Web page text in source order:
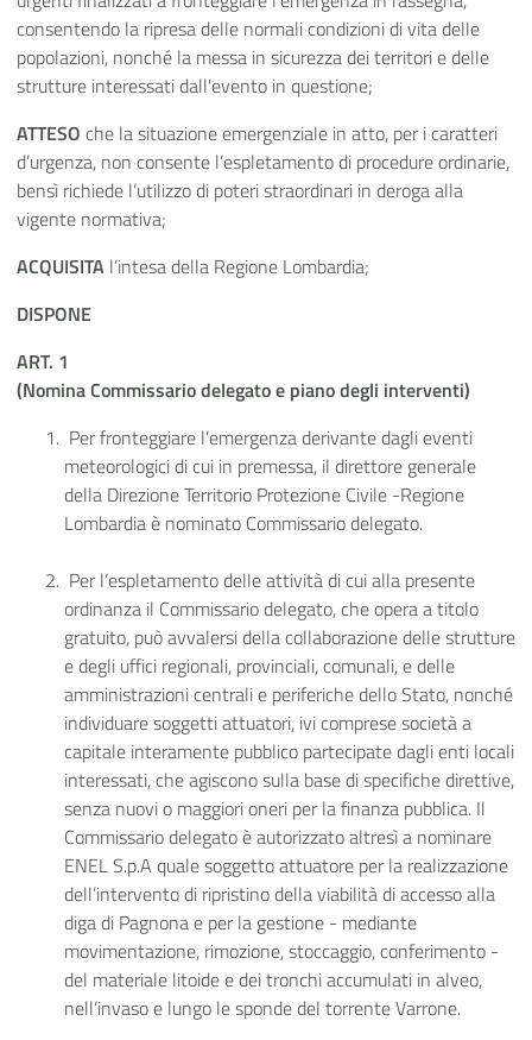
consentendo la ripresa delle normali condizioni di vita delle
popolazioni, nonché la messa in sicurezza dei territori e delle
strutture interessati dall'evento in questione;
ATTESO che la situazione emergenziale in atto, per i caratteri
d’urgenza, non consente l’espletamento di procedure ordinarie,
bensì richiede l’utilizzo di poteri straordinari in deroga alla
vigente normativa;
ACQUISITA l’intesa della Regione Lombardia;
DISPONE
ART. 1
(Nomina Commissario delegato e piano degli interventi)
Per fronteggiare l’emergenza derivante dagli eventi
meteorologici di cui in premessa, il direttore generale
della Direzione Territorio Protezione Civile -Regione
Lombardia è nominato Commissario delegato.
Per l’espletamento delle attività di cui alla presente
ordinanza il Commissario delegato, che opera a titolo
gratuito, può avvalersi della collaborazione delle strutture
e degli uffici regionali, provinciali, comunali, e delle
amministrazioni centrali e periferiche dello Stato, nonché
individuare soggetti attuatori, ivi comprese società a
capitale interamente pubblico partecipate dagli enti locali
interessati, che agiscono sulla base di specifiche direttive,
senza nuovi o maggiori oneri per la finanza pubblica. Il
Commissario delegato è autorizzato altresì a nominare
ENEL S.p.A quale soggetto attuatore per la realizzazione
dell’intervento di ripristino della viabilità di accesso alla
diga di Pagnona e per la gestione - mediante
movimentazione, rimozione, stoccaggio, conferimento -
del materiale litoide e dei tronchi accumulati in alveo,
nell’invaso e lungo le sponde del torrente Varrone.